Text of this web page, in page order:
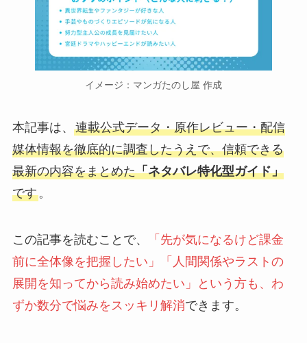
イメージ：マンガたのし屋 作成
本記事は、 連載公式データ・原作レビュー・配信
媒体情報を徹底的に調査したうえで、信頼できる
最新の内容をまとめた「ネタバレ特化型ガイド」
です。
この記事を読むことで、
「先が気になるけど課金
前に全体像を把握したい」「人間関係やラストの
展開を知ってから読み始めたい」という方も、わ
ずか数分で悩みをスッキリ解消できます。